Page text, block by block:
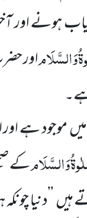
ہونے اور
وَالسَّلَاماور
موجود ہے
وَالسَّلَامکے
ہیں ’’دنیا